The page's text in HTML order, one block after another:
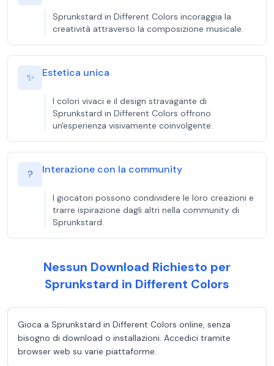
Sprunkstard in Different Colors incoraggia la
creatività attraverso la composizione musicale.
✨ Estetica unica
I colori vivaci e il design stravagante di
Sprunkstard in Different Colors offrono
un'esperienza visivamente coinvolgente.
? Interazione con la community
I giocatori possono condividere le loro creazioni e
trarre ispirazione dagli altri nella community di
Sprunkstard.
Nessun Download Richiesto per
Sprunkstard in Different Colors
Gioca a Sprunkstard in Different Colors online, senza
bisogno di download o installazioni. Accedici tramite
browser web su varie piattaforme.